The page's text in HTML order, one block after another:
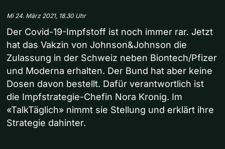
Mi 24. März 2021, 18.30 Uhr
Der Covid-19-Impfstoff ist noch immer rar. Jetzt
hat das Vakzin von Johnson&Johnson die
Zulassung in der Schweiz neben Biontech/Pfizer
und Moderna erhalten. Der Bund hat aber keine
Dosen davon bestellt. Dafür verantwortlich ist
die Impfstrategie-Chefin Nora Kronig. Im
«TalkTäglich» nimmt sie Stellung und erklärt ihre
Strategie dahinter.